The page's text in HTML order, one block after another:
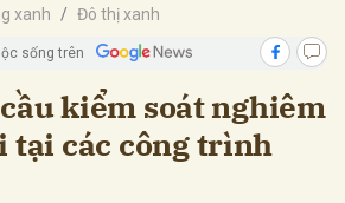
xanh Đô thị xanh
sống trên
kiểm soát nghiêm
tại các công trình
Hủy